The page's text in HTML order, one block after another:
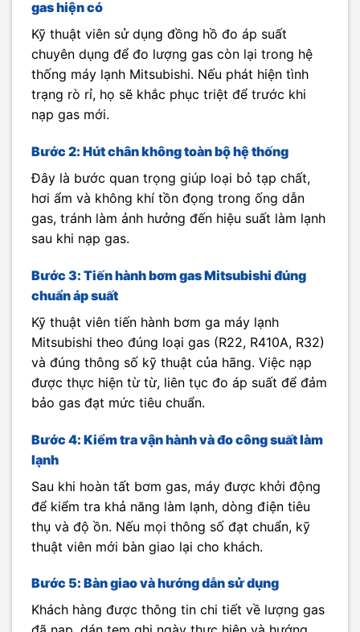
gas hiện có
Kỹ thuật viên sử dụng đồng hồ đo áp suất
chuyên dụng để đo lượng gas còn lại trong hệ
thống máy lạnh Mitsubishi. Nếu phát hiện tình
trạng rò rỉ, họ sẽ khắc phục triệt để trước khi
nạp gas mới.
Bước 2: Hút chân không toàn bộ hệ thống
Đây là bước quan trọng giúp loại bỏ tạp chất,
hơi ẩm và không khí tồn đọng trong ống dẫn
gas, tránh làm ảnh hưởng đến hiệu suất làm lạnh
sau khi nạp gas.
Bước 3: Tiến hành bơm gas Mitsubishi đúng
chuẩn áp suất
Kỹ thuật viên tiến hành bơm ga máy lạnh
Mitsubishi theo đúng loại gas (R22, R410A, R32)
và đúng thông số kỹ thuật của hãng. Việc nạp
được thực hiện từ từ, liên tục đo áp suất để đảm
bảo gas đạt mức tiêu chuẩn.
Bước 4: Kiểm tra vận hành và đo công suất làm
lạnh
Sau khi hoàn tất bơm gas, máy được khởi động
để kiểm tra khả năng làm lạnh, dòng điện tiêu
thụ và độ ồn. Nếu mọi thông số đạt chuẩn, kỹ
thuật viên mới bàn giao lại cho khách.
Bước 5: Bàn giao và hướng dẫn sử dụng
Khách hàng được thông tin chi tiết về lượng gas